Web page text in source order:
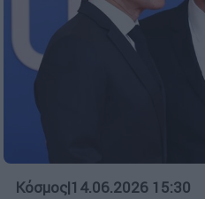
Κόσμος|14.06.2026 15:30